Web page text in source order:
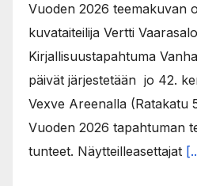
Vuoden 2026 teemakuvan
kuvataiteilija Vertti Vaarasalo
Kirjallisuustapahtuma
päivät järjestetään jo 42.
Vexve Areenalla (Ratakatu
Vuoden 2026 tapahtuman
tunteet. Näytteilleasettajat